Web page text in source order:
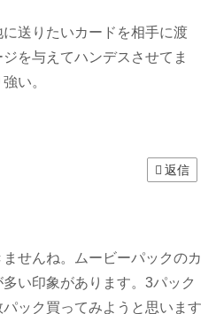
送りたいカードを相手に渡
を与えてハンデスさせてま
い。
返信
せんね。ムービーパックのカ
い印象があります。3パック
ック買ってみようと思います